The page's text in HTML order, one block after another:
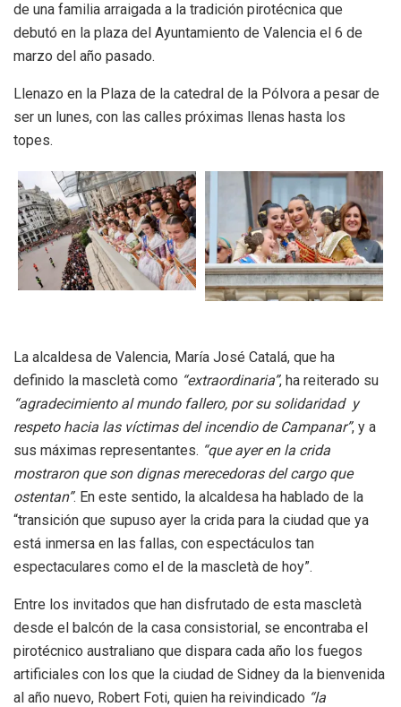
de una familia arraigada a la tradición pirotécnica que
debutó en la plaza del Ayuntamiento de Valencia el 6 de
marzo del año pasado.
Llenazo en la Plaza de la catedral de la Pólvora a pesar de
ser un lunes, con las calles próximas llenas hasta los
topes.
La alcaldesa de Valencia, María José Catalá, que ha
definido la mascletà como “extraordinaria”, ha reiterado su
“agradecimiento al mundo fallero, por su solidaridad y
respeto hacia las víctimas del incendio de Campanar”, y a
sus máximas representantes. “que ayer en la crida
mostraron que son dignas merecedoras del cargo que
ostentan”. En este sentido, la alcaldesa ha hablado de la
“transición que supuso ayer la crida para la ciudad que ya
está inmersa en las fallas, con espectáculos tan
espectaculares como el de la mascletà de hoy”.
Entre los invitados que han disfrutado de esta mascletà
desde el balcón de la casa consistorial, se encontraba el
pirotécnico australiano que dispara cada año los fuegos
artificiales con los que la ciudad de Sidney da la bienvenida
al año nuevo, Robert Foti, quien ha reivindicado “la